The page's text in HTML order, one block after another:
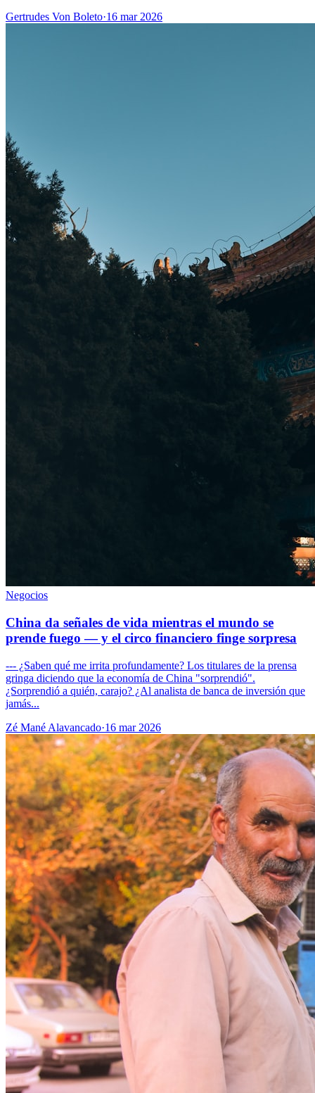
Gertrudes Von Boleto·16 mar 2026
Negocios
China da señales de vida mientras el mundo se
prende fuego — y el circo financiero finge sorpresa
--- ¿Saben qué me irrita profundamente? Los titulares de la prensa
gringa diciendo que la economía de China "sorprendió".
¿Sorprendió a quién, carajo? ¿Al analista de banca de inversión que
jamás...
Zé Mané Alavancado·16 mar 2026